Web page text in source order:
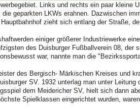
Links und rechts ein paar kleine
geparkten LKWs erahnen. Dazwischen
zieht sich entlang der Straße,
einiger größerer Industriewerke
des Duisburger Fußballverein 08, der
war, nannte man die
des Bergisch- Märkischen Kreises und
SV. 1932 unterlag man unter Leitung
dem Meidericher SV, hielt sich dann
Spielklassen eingerichtet wurden,